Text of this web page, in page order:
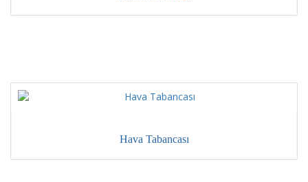
Hava Tabancası